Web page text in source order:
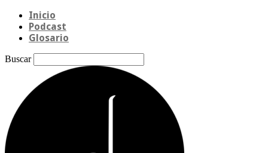
Inicio
Podcast
Glosario
Buscar